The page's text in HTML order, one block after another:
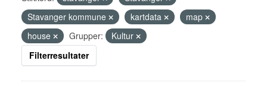
Stavanger kommune
kartdata
map
house
Grupper:
Kultur
Filterresultater